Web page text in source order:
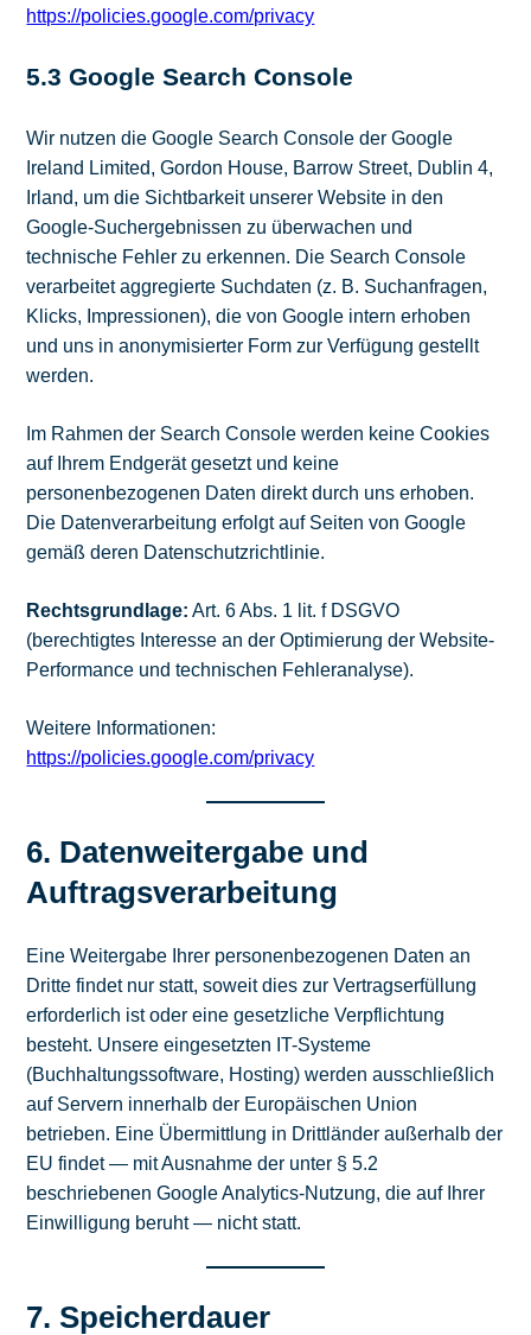
https://policies.google.com/privacy
5.3 Google Search Console
Wir nutzen die Google Search Console der Google
Ireland Limited, Gordon House, Barrow Street, Dublin 4,
Irland, um die Sichtbarkeit unserer Website in den
Google-Suchergebnissen zu überwachen und
technische Fehler zu erkennen. Die Search Console
verarbeitet aggregierte Suchdaten (z. B. Suchanfragen,
Klicks, Impressionen), die von Google intern erhoben
und uns in anonymisierter Form zur Verfügung gestellt
werden.
Im Rahmen der Search Console werden keine Cookies
auf Ihrem Endgerät gesetzt und keine
personenbezogenen Daten direkt durch uns erhoben.
Die Datenverarbeitung erfolgt auf Seiten von Google
gemäß deren Datenschutzrichtlinie.
Rechtsgrundlage: Art. 6 Abs. 1 lit. f DSGVO
(berechtigtes Interesse an der Optimierung der Website-
Performance und technischen Fehleranalyse).
Weitere Informationen:
https://policies.google.com/privacy
6. Datenweitergabe und
Auftragsverarbeitung
Eine Weitergabe Ihrer personenbezogenen Daten an
Dritte findet nur statt, soweit dies zur Vertragserfüllung
erforderlich ist oder eine gesetzliche Verpflichtung
besteht. Unsere eingesetzten IT-Systeme
(Buchhaltungssoftware, Hosting) werden ausschließlich
auf Servern innerhalb der Europäischen Union
betrieben. Eine Übermittlung in Drittländer außerhalb der
EU findet — mit Ausnahme der unter § 5.2
beschriebenen Google Analytics-Nutzung, die auf Ihrer
Einwilligung beruht — nicht statt.
7. Speicherdauer